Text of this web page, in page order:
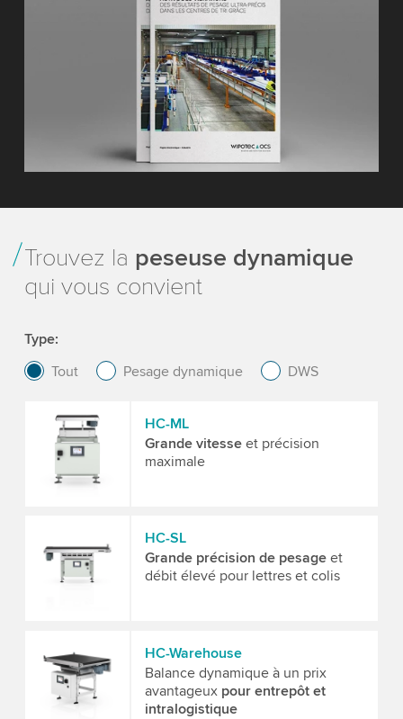
Trouvez la peseuse dynamique
qui vous convient
Type
Tout
Pesage dynamique DWS
HC-ML
Grande vitesse et précision
maximale
HC-SL
Grande précision de pesage et
débit élevé pour lettres et colis
HC-Warehouse
Balance dynamique à un prix
avantageux pour entrepôt et
intralogistique